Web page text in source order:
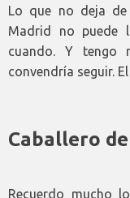
Lo que no deja de
Madrid no puede
cuando. Y tengo
convendría seguir.
Caballero
Recuerdo mucho